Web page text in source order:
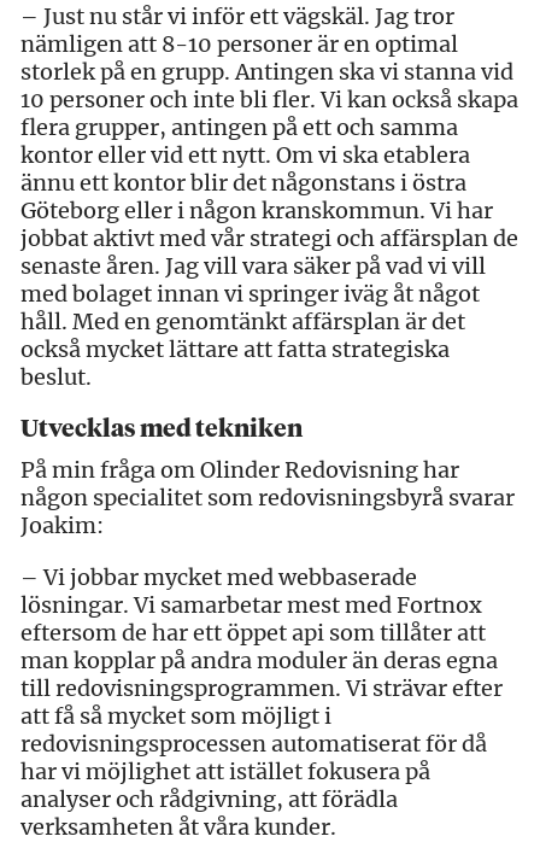
– Just nu står vi inför ett vägskäl. Jag tror
nämligen att 8-10 personer är en optimal
storlek på en grupp. Antingen ska vi stanna vid
10 personer och inte bli fler. Vi kan också skapa
flera grupper, antingen på ett och samma
kontor eller vid ett nytt. Om vi ska etablera
ännu ett kontor blir det någonstans i östra
Göteborg eller i någon kranskommun. Vi har
jobbat aktivt med vår strategi och affärsplan de
senaste åren. Jag vill vara säker på vad vi vill
med bolaget innan vi springer iväg åt något
håll. Med en genomtänkt affärsplan är det
också mycket lättare att fatta strategiska
beslut.
Utvecklas med tekniken
På min fråga om Olinder Redovisning har
någon specialitet som redovisningsbyrå svarar
Joakim:
– Vi jobbar mycket med webbaserade
lösningar. Vi samarbetar mest med Fortnox
eftersom de har ett öppet api som tillåter att
man kopplar på andra moduler än deras egna
till redovisningsprogrammen. Vi strävar efter
att få så mycket som möjligt i
redovisningsprocessen automatiserat för då
har vi möjlighet att istället fokusera på
analyser och rådgivning, att förädla
verksamheten åt våra kunder.